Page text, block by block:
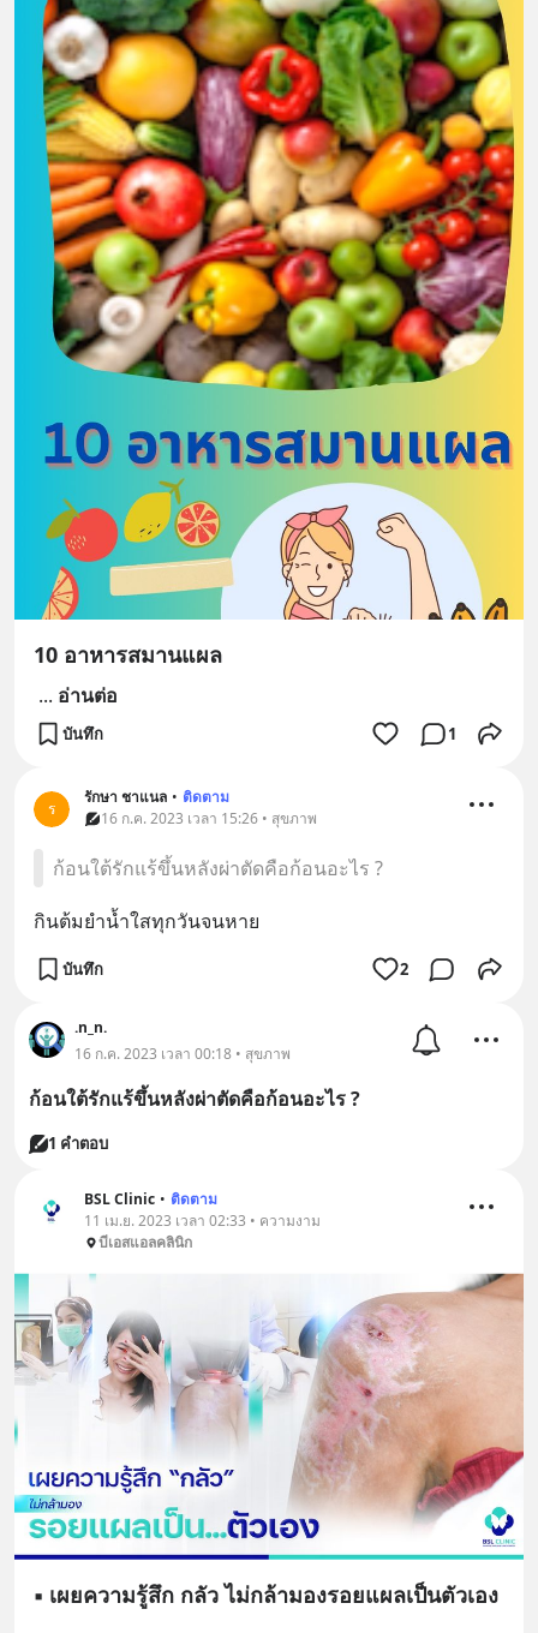
10 อาหารสมานแผล
... อ่านต่อ
บันทึก 1
ร
รักษา ชาแนล • ติดตาม
16 ก.ค. 2023 เวลา 15:26 • สุขภาพ
ก้อนใต้รักแร้ขึ้นหลังผ่าตัดคือก้อนอะไร ?
กินต้มยำน้ำใสทุกวันจนหาย
บันทึก 2
.n_n.
16 ก.ค. 2023 เวลา 00:18 • สุขภาพ
ก้อนใต้รักแร้ขึ้นหลังผ่าตัดคือก้อนอะไร ?
1 คำตอบ
BSL Clinic • ติดตาม
11 เม.ย. 2023 เวลา 02:33 • ความงาม
บีเอสแอลคลินิก
▪ เผยความรู้สึก กลัว ไม่กล้ามองรอยแผลเป็นตัวเอง